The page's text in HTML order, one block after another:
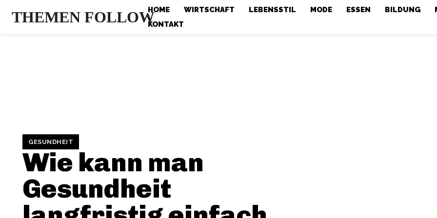
THEMEN FOLLOWHOME WIRTSCHAFT LEBENSSTIL MODE ESSEN BILDUNG
KONTAKT
GESUNDHEIT
Wie kann man
Gesundheit